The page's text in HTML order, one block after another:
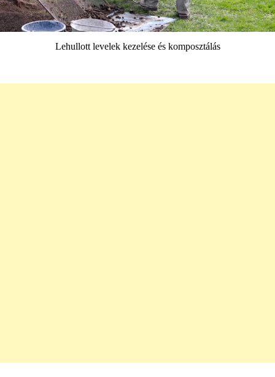
Lehullott levelek kezelése és komposztálás